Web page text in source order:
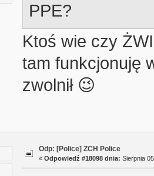
PPE?
Ktoś wie czy
tam funkcjonuję
zwolnił 😉
Odp: [Police] ZCH Police
« Odpowiedź #18098 dnia: Sierpnia